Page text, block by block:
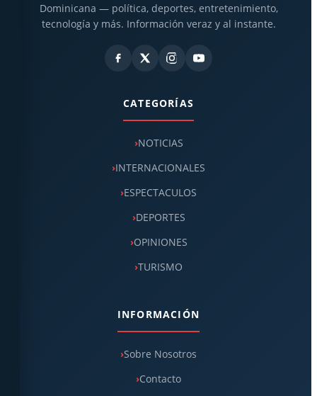
Dominicana — política, deportes, entretenimiento,
tecnología y más. Información veraz y al instante.
CATEGORÍAS
NOTICIAS
INTERNACIONALES
ESPECTACULOS
DEPORTES
OPINIONES
TURISMO
INFORMACIÓN
Sobre Nosotros
Contacto